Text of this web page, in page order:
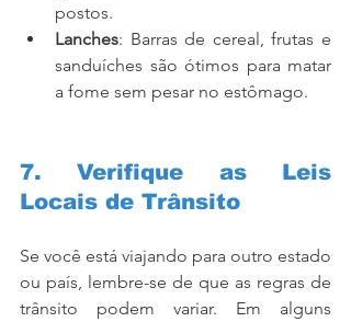
postos.
Lanches: Barras de cereal, frutas e
sanduíches são ótimos para matar
a fome sem pesar no estômago.
7. Verifique as Leis
Locais de Trânsito
Se você está viajando para outro estado
ou país, lembre-se de que as regras de
trânsito podem variar. Em alguns